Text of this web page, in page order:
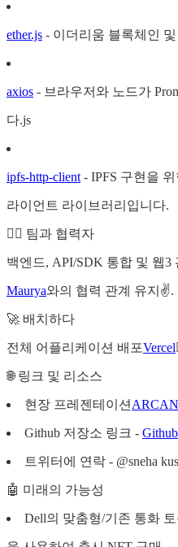
ether.js - 이더리움 블록체인
axios - 브라우저와 노드가
다.js
ipfs-http-client - IPFS 구현을 위
라이언트 라이브러리입니다.
👯‍♂️ 팀과 협력자
백엔드, API/SDK 통합 및 웹3
Maurya와의 협력 관계 유지✌️.
🚀 배치하다
전체 어플리케이션 배포Vercel
🌐 링크 및 리소스
현장 프레젠테이션
Github 저장소 링크 -
트위터에 연락 - @sneha
🤖 미래의 가능성
Dell의 맞춤형/기존 통화